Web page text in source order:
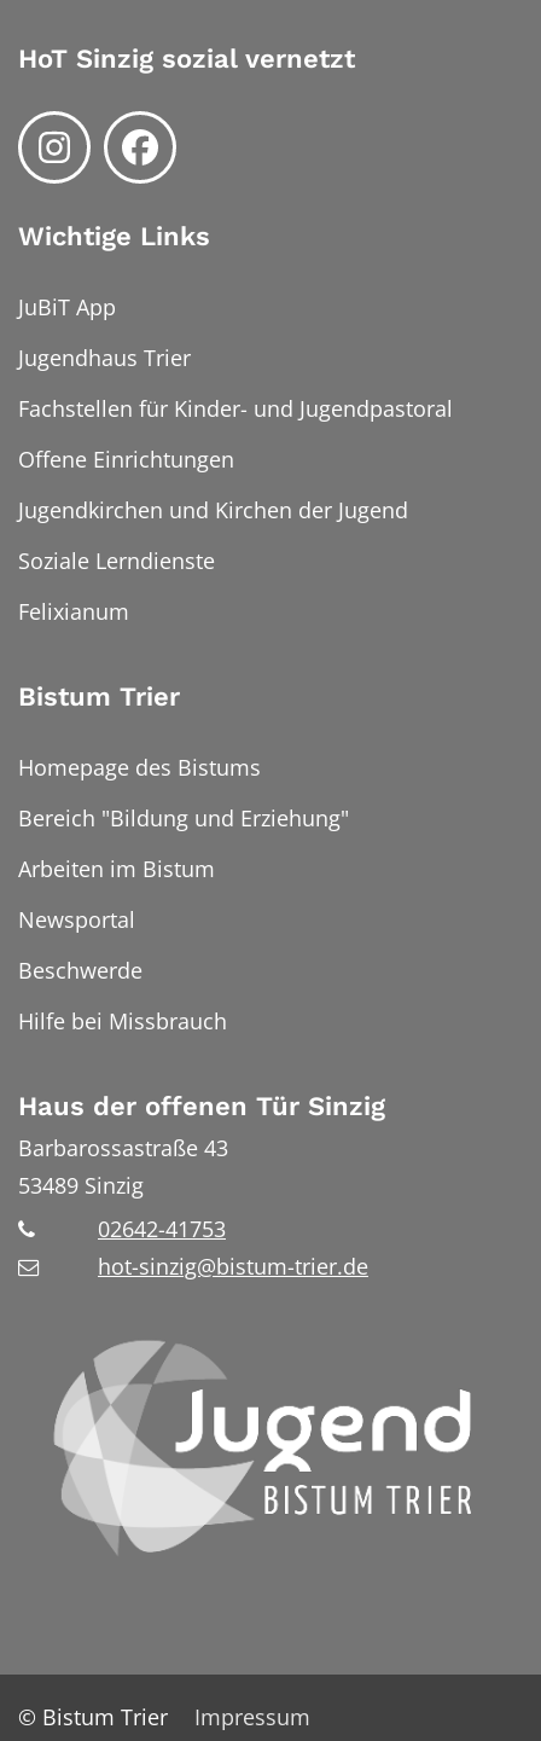
HoT Sinzig sozial vernetzt
Wichtige Links
JuBiT App
Jugendhaus Trier
Fachstellen für Kinder- und Jugendpastoral
Offene Einrichtungen
Jugendkirchen und Kirchen der Jugend
Soziale Lerndienste
Felixianum
Bistum Trier
Homepage des Bistums
Bereich "Bildung und Erziehung"
Arbeiten im Bistum
Newsportal
Beschwerde
Hilfe bei Missbrauch
Haus der offenen Tür Sinzig
Barbarossastraße 43
53489 Sinzig
02642-41753
hot-sinzig@bistum-trier.de
© Bistum Trier
Impressum